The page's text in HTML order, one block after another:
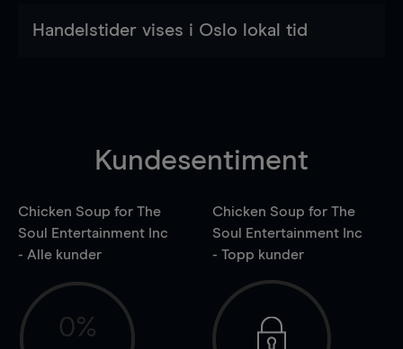
Handelstider vises i Oslo lokal tid
Kundesentiment
Chicken Soup for The
Soul Entertainment Inc
- Alle kunder
0%
Chicken Soup for The
Soul Entertainment Inc
- Topp kunder